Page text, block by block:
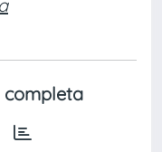
completa